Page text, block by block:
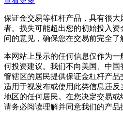
保证金交易等杠杆产品，具有很
者。损失可能超出您的初始投入
问的意见，确保您在交易前完全了
本网站上显示的任何信息仅作为
何投资建议。我们不向美国、中
管辖区的居民提供保证金杠杆产
适用于视发布或使用此类信息违
地区的任何居民。在您决定交易或
请务必阅读理解并同意我们的产品